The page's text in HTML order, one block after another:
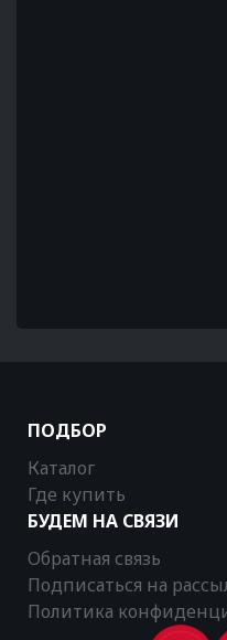
ПОДБОР
Каталог
Где купить
БУДЕМ НА СВЯЗИ
Обратная связь
Подписаться на
Политика